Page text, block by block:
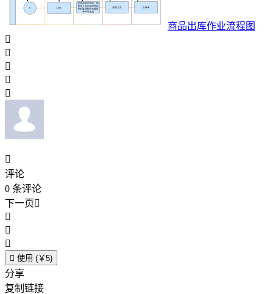
商品出库作业流程图






评论
0 条评论
下一页



 使用 (￥5)
分享
复制链接